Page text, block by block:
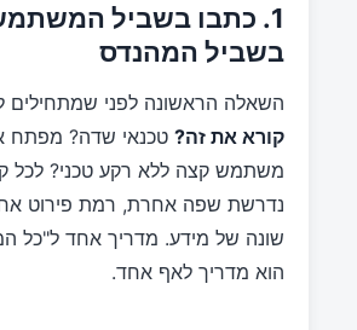
1. כתבו בשביל
בשביל המהנדס
השאלה הראשונה לפני שמתחילים
קורא את זה?טכנאי שדה? מפתח
משתמש קצה ללא רקע טכני? לכל
נדרשת שפה אחרת, רמת פירוט
שונה של מידע. מדריך אחד ל"כל
הוא מדריך לאף אחד.